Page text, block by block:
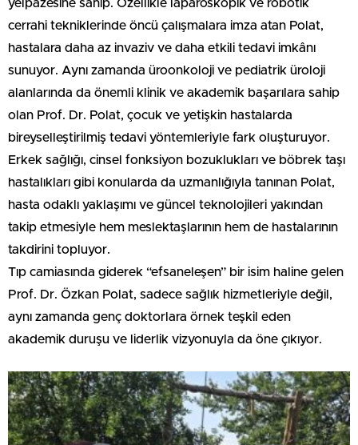
yelpazesine sahip. Özellikle laparoskopik ve robotik
cerrahi tekniklerinde öncü çalışmalara imza atan Polat,
hastalara daha az invaziv ve daha etkili tedavi imkânı
sunuyor. Aynı zamanda üroonkoloji ve pediatrik üroloji
alanlarında da önemli klinik ve akademik başarılara sahip
olan Prof. Dr. Polat, çocuk ve yetişkin hastalarda
bireyselleştirilmiş tedavi yöntemleriyle fark oluşturuyor.
Erkek sağlığı, cinsel fonksiyon bozuklukları ve böbrek taşı
hastalıkları gibi konularda da uzmanlığıyla tanınan Polat,
hasta odaklı yaklaşımı ve güncel teknolojileri yakından
takip etmesiyle hem meslektaşlarının hem de hastalarının
takdirini topluyor.
Tıp camiasında giderek “efsaneleşen” bir isim haline gelen
Prof. Dr. Özkan Polat, sadece sağlık hizmetleriyle değil,
aynı zamanda genç doktorlara örnek teşkil eden
akademik duruşu ve liderlik vizyonuyla da öne çıkıyor.